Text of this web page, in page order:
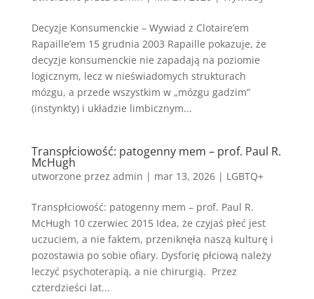
Decyzje Konsumenckie – Wywiad z Clotaire’em
Rapaille’em 15 grudnia 2003 Rapaille pokazuje, że
decyzje konsumenckie nie zapadają na poziomie
logicznym, lecz w nieświadomych strukturach
mózgu, a przede wszystkim w „mózgu gadzim”
(instynkty) i układzie limbicznym...
Transpłciowość: patogenny mem – prof. Paul R.
McHugh
utworzone przez admin | mar 13, 2026| LGBTQ+
Transpłciowość: patogenny mem – prof. Paul R.
McHugh 10 czerwiec 2015 Idea, że czyjaś płeć jest
uczuciem, a nie faktem, przeniknęła naszą kulturę i
pozostawia po sobie ofiary. Dysforię płciową należy
leczyć psychoterapią, a nie chirurgią. Przez
czterdzieści lat...